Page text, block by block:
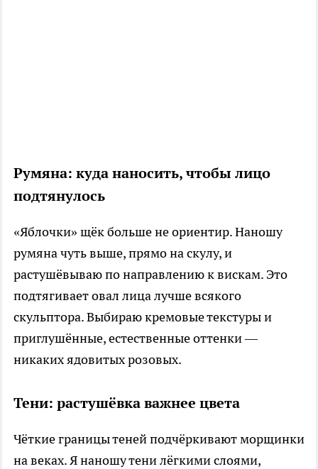
Румяна: куда наносить, чтобы лицо
подтянулось
«Яблочки» щёк больше не ориентир. Наношу
румяна чуть выше, прямо на скулу, и
растушёвываю по направлению к вискам. Это
подтягивает овал лица лучше всякого
скульптора. Выбираю кремовые текстуры и
приглушённые, естественные оттенки —
никаких ядовитых розовых.
Тени: растушёвка важнее цвета
Чёткие границы теней подчёркивают морщинки
на веках. Я наношу тени лёгкими слоями,